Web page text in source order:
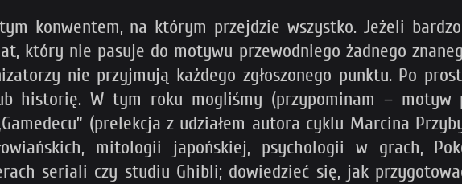
konwentem, na którym przejdzie wszystko. Jeżeli bardzo
który nie pasuje do motywu przewodniego żadnego
nie przyjmują każdego zgłoszonego punktu. Po
historię. W tym roku mogliśmy (przypominam – motyw
(prelekcja z udziałem autora cyklu Marcina
mitologii japońskiej, psychologii w grach,
seriali czy studiu Ghibli; dowiedzieć się, jak